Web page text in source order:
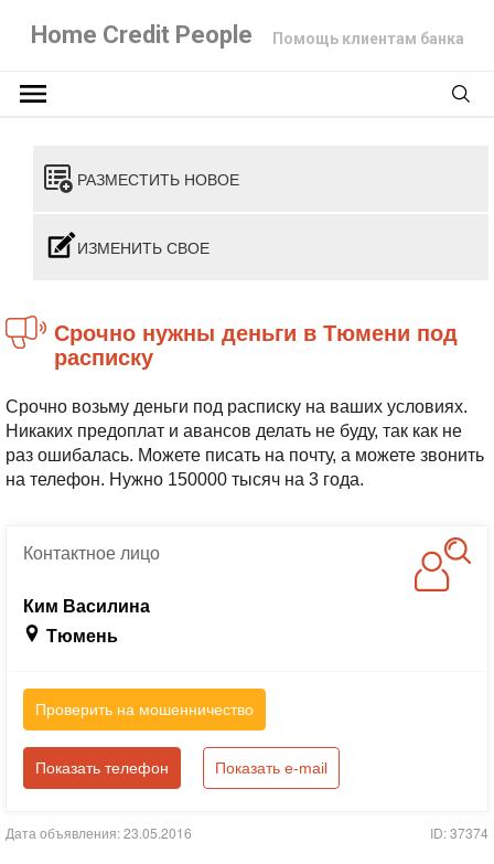
Home Credit People Помощь клиентам банка
РАЗМЕСТИТЬ НОВОЕ
ИЗМЕНИТЬ СВОЕ
Срочно нужны деньги в Тюмени под
расписку
Срочно возьму деньги под расписку на ваших условиях.
Никаких предоплат и авансов делать не буду, так как не
раз ошибалась. Можете писать на почту, а можете звонить
на телефон. Нужно 150000 тысяч на 3 года.
Контактноелицо
Ким Василина
Тюмень
Проверить на мошенничество
Показать телефон Показать e-mail
Дата объявления: 23.05.2016 ID: 37374